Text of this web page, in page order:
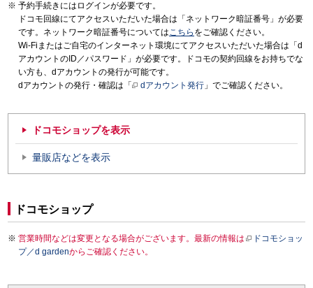
予約手続きにはログインが必要です。
ドコモ回線にてアクセスいただいた場合は「ネットワーク暗証番号」が必要
です。ネットワーク暗証番号についてはこちら をご確認ください。
Wi-Fiまたはご自宅のインターネット環境にてアクセスいただいた場合は「d
アカウントのID／パスワード」が必要です。ドコモの契約回線をお持ちでな
い方も、dアカウントの発行が可能です。
dアカウントの発行・確認は「
dアカウント発行 」でご確認ください。
ドコモショップを表示
量販店などを表示
ドコモショップ
営業時間などは変更となる場合がございます。最新の情報は
ドコモショッ
プ／d gardenからご確認ください。